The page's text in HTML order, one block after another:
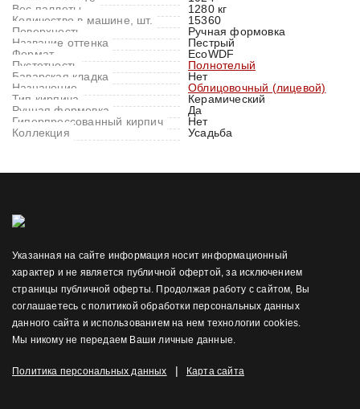
Вес паллеты
1280 кг
Количество в машине, шт.
15360
Поверхность
Ручная формовка
Название оттенка
Пестрый
Формат
EcoWDF
Пустотность
Полнотелый
Баварская кладка
Нет
Назначение
Облицовочный (лицевой)
Тип кирпича
Керамический
Ручная формовка
Да
Гиперпрессованный кирпич
Нет
Коллекция
Усадьба
Указанная на сайте информация носит информационный
характер и не является публичной офертой, за исключением
страницы публичной оферты. Продолжая работу с сайтом, Вы
соглашаетесь с политикой обработки персональных данных
данного сайта и использованием на нем технологии cookies.
Мы никому не передаем Ваши личные данные.
Политика персональных данных | Карта сайта